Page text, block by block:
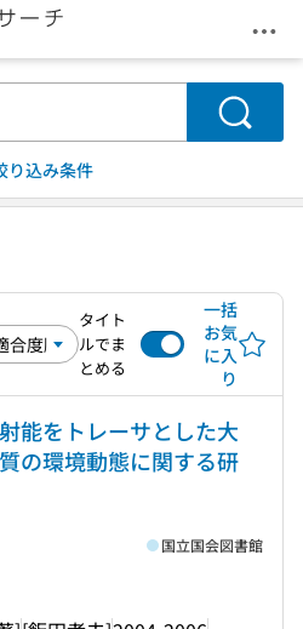
メ
検索
り込み条件
タイト
ルでま
とめる
一括
お気
に入
り
能をトレーサとした大
の環境動態に関する研
国立国会図書館